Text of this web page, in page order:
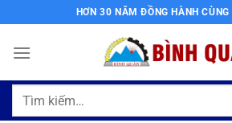
qua
nội
HƠN 30 NĂM ĐỒNG HÀNH CÙNG
Tìm